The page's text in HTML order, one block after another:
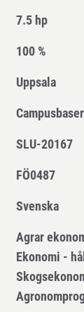
7.5 hp
100 %
Uppsala
SLU-20167
FÖ0487
Svenska
Agrar
Ekonomi -